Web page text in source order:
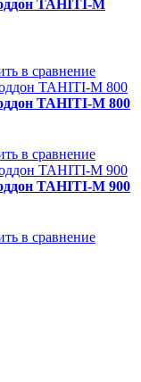
TAHITI-M
в сравнение
TAHITI-M 800
в сравнение
TAHITI-M 900
в сравнение